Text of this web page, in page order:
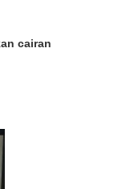
cairan